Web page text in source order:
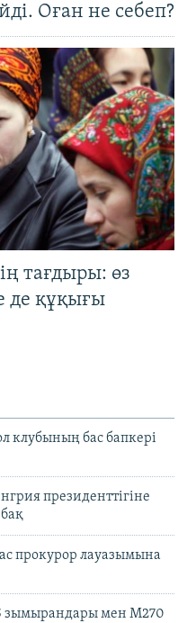
Оған не себеп?
тағдыры: өз
де құқығы
клубының бас бапкері
президенттігіне
прокурор лауазымына
зымырандары мен M270